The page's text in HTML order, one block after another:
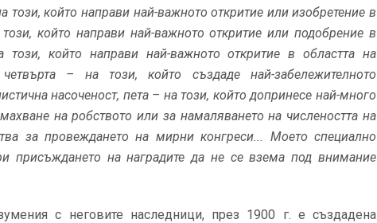
този, който направи най-важното откритие или изобретение в
който направи най-важното откритие или подобрение в
който направи най-важното откритие в областта на
– на този, който създаде най-забележителното
насоченост, пета – на този, който допринесе най-много
на робството или за намаляването на числеността на
за провеждането на мирни конгреси... Моето специално
присъждането на наградите да не се взема под внимание
с неговите наследници, през 1900 г. е създадена